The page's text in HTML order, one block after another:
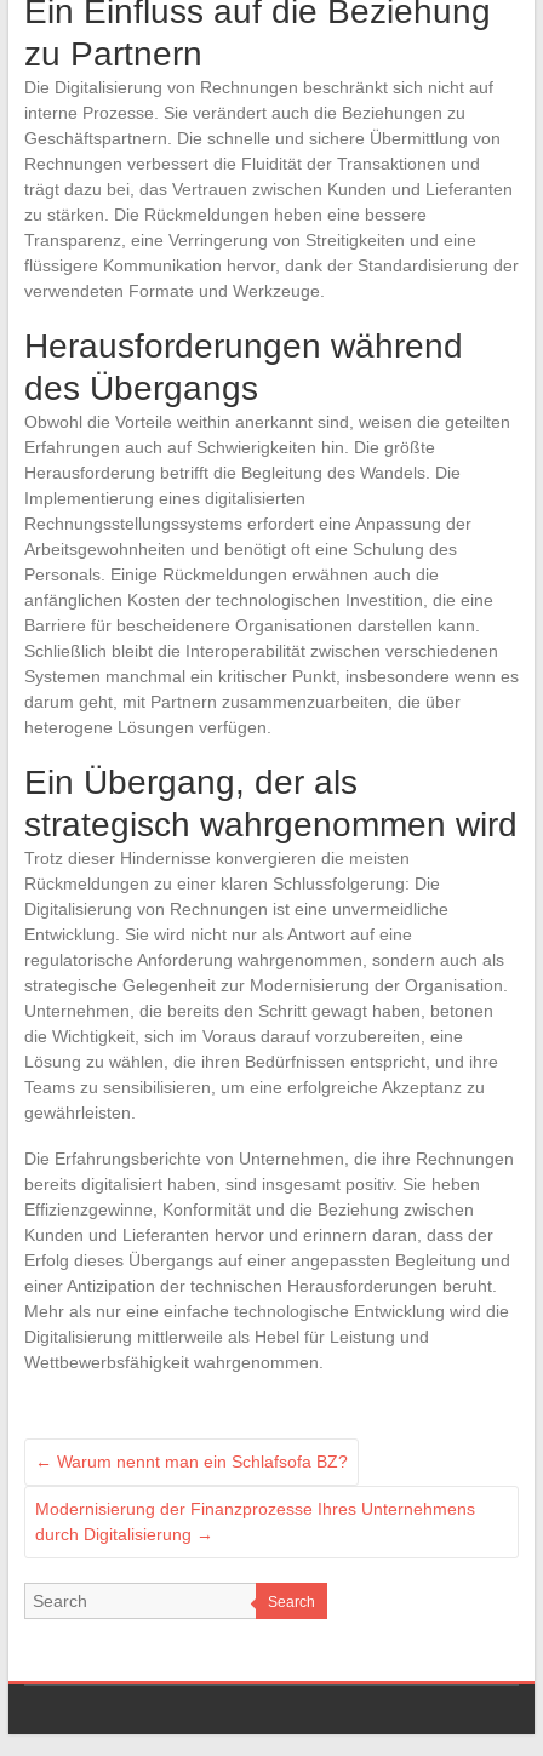
Ein Einfluss auf die Beziehung
zu Partnern
Die Digitalisierung von Rechnungen beschränkt sich nicht auf
interne Prozesse. Sie verändert auch die Beziehungen zu
Geschäftspartnern. Die schnelle und sichere Übermittlung von
Rechnungen verbessert die Fluidität der Transaktionen und
trägt dazu bei, das Vertrauen zwischen Kunden und Lieferanten
zu stärken. Die Rückmeldungen heben eine bessere
Transparenz, eine Verringerung von Streitigkeiten und eine
flüssigere Kommunikation hervor, dank der Standardisierung der
verwendeten Formate und Werkzeuge.
Herausforderungen während
des Übergangs
Obwohl die Vorteile weithin anerkannt sind, weisen die geteilten
Erfahrungen auch auf Schwierigkeiten hin. Die größte
Herausforderung betrifft die Begleitung des Wandels. Die
Implementierung eines digitalisierten
Rechnungsstellungssystems erfordert eine Anpassung der
Arbeitsgewohnheiten und benötigt oft eine Schulung des
Personals. Einige Rückmeldungen erwähnen auch die
anfänglichen Kosten der technologischen Investition, die eine
Barriere für bescheidenere Organisationen darstellen kann.
Schließlich bleibt die Interoperabilität zwischen verschiedenen
Systemen manchmal ein kritischer Punkt, insbesondere wenn es
darum geht, mit Partnern zusammenzuarbeiten, die über
heterogene Lösungen verfügen.
Ein Übergang, der als
strategisch wahrgenommen wird
Trotz dieser Hindernisse konvergieren die meisten
Rückmeldungen zu einer klaren Schlussfolgerung: Die
Digitalisierung von Rechnungen ist eine unvermeidliche
Entwicklung. Sie wird nicht nur als Antwort auf eine
regulatorische Anforderung wahrgenommen, sondern auch als
strategische Gelegenheit zur Modernisierung der Organisation.
Unternehmen, die bereits den Schritt gewagt haben, betonen
die Wichtigkeit, sich im Voraus darauf vorzubereiten, eine
Lösung zu wählen, die ihren Bedürfnissen entspricht, und ihre
Teams zu sensibilisieren, um eine erfolgreiche Akzeptanz zu
gewährleisten.
Die Erfahrungsberichte von Unternehmen, die ihre Rechnungen
bereits digitalisiert haben, sind insgesamt positiv. Sie heben
Effizienzgewinne, Konformität und die Beziehung zwischen
Kunden und Lieferanten hervor und erinnern daran, dass der
Erfolg dieses Übergangs auf einer angepassten Begleitung und
einer Antizipation der technischen Herausforderungen beruht.
Mehr als nur eine einfache technologische Entwicklung wird die
Digitalisierung mittlerweile als Hebel für Leistung und
Wettbewerbsfähigkeit wahrgenommen.
← Warum nennt man ein Schlafsofa BZ?
Modernisierung der Finanzprozesse Ihres Unternehmens
durch Digitalisierung →
Search